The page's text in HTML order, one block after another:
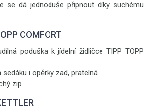
se dá jednoduše připnout díky suchému
COMFORT
poduška k jídelní židličce TIPP TOPP
sedáku i opěrky zad, pratelná
zip